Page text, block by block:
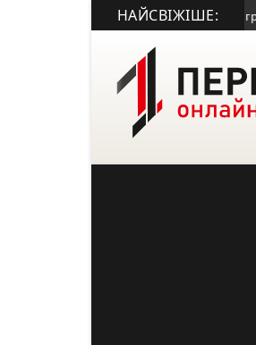
НАЙСВІЖІШЕ:
Кременця на 28 тисяч гривень